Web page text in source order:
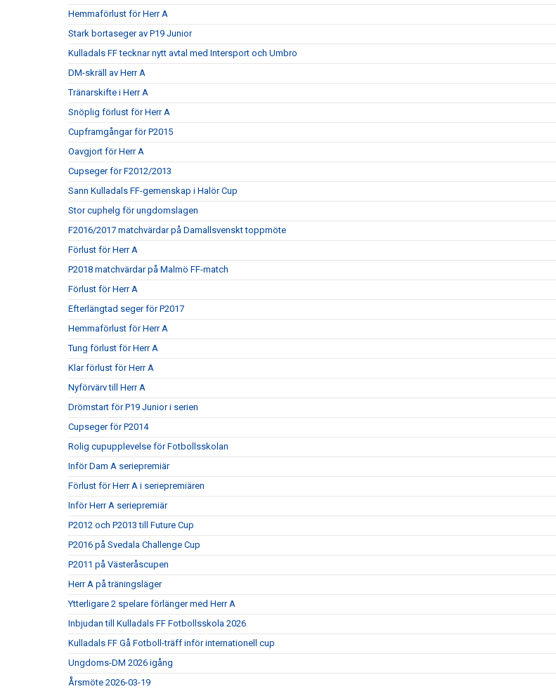
Hemmaförlust för Herr A
Stark bortaseger av P19 Junior
Kulladals FF tecknar nytt avtal med Intersport och Umbro
DM-skräll av Herr A
Tränarskifte i Herr A
Snöplig förlust för Herr A
Cupframgångar för P2015
Oavgjort för Herr A
Cupseger för F2012/2013
Sann Kulladals FF-gemenskap i Halör Cup
Stor cuphelg för ungdomslagen
F2016/2017 matchvärdar på Damallsvenskt toppmöte
Förlust för Herr A
P2018 matchvärdar på Malmö FF-match
Förlust för Herr A
Efterlängtad seger för P2017
Hemmaförlust för Herr A
Tung förlust för Herr A
Klar förlust för Herr A
Nyförvärv till Herr A
Drömstart för P19 Junior i serien
Cupseger för P2014
Rolig cupupplevelse för Fotbollsskolan
Inför Dam A seriepremiär
Förlust för Herr A i seriepremiären
Inför Herr A seriepremiär
P2012 och P2013 till Future Cup
P2016 på Svedala Challenge Cup
P2011 på Västeråscupen
Herr A på träningsläger
Ytterligare 2 spelare förlänger med Herr A
Inbjudan till Kulladals FF Fotbollsskola 2026
Kulladals FF Gå Fotboll-träff inför internationell cup
Ungdoms-DM 2026 igång
Årsmöte 2026-03-19